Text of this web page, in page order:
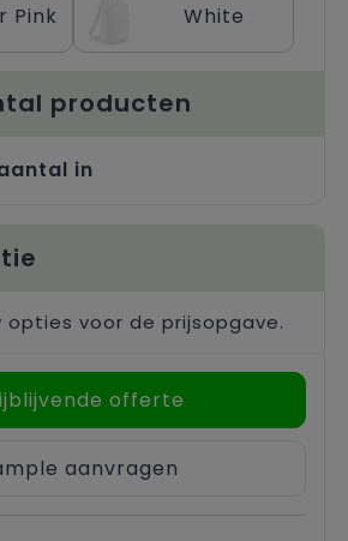
Pink White
producten
in
opties voor de prijsopgave.
offerte
aanvragen